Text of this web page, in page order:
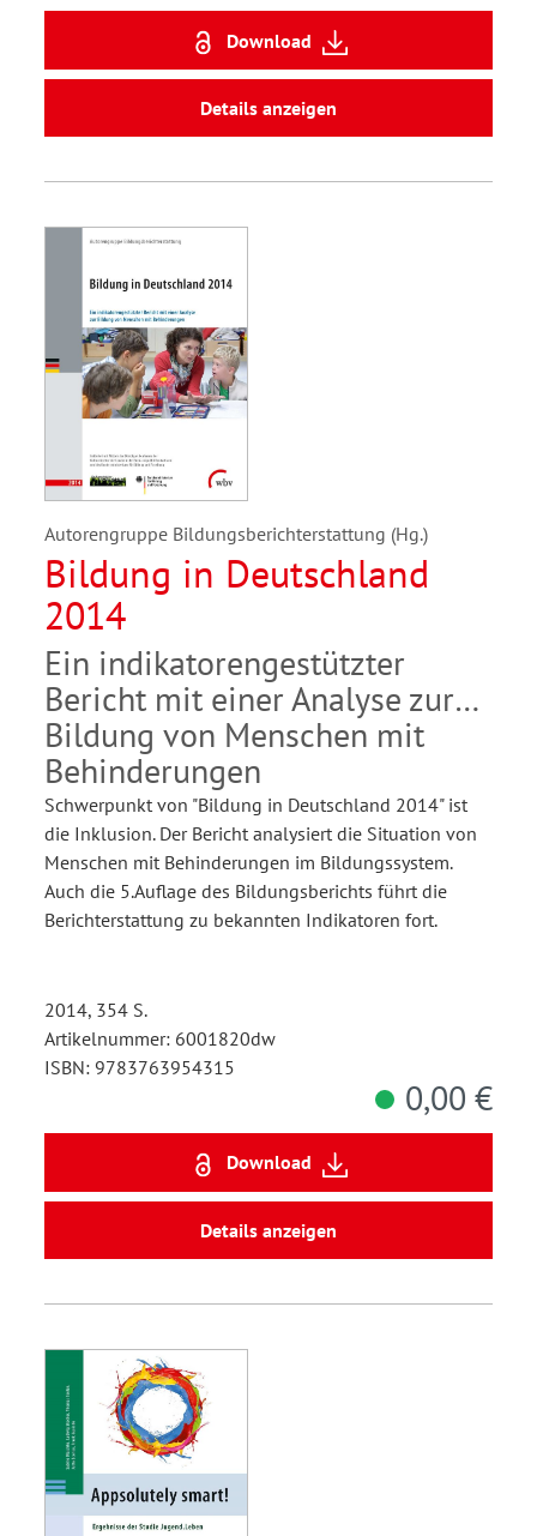
Download
Details anzeigen
Autorengruppe Bildungsberichterstattung (Hg.)
Bildung in Deutschland
2014
Ein indikatorengestützter
Bericht mit einer Analyse zur
Bildung von Menschen mit
Behinderungen
Schwerpunkt von "Bildung in Deutschland 2014" ist
die Inklusion. Der Bericht analysiert die Situation von
Menschen mit Behinderungen im Bildungssystem.
Auch die 5.Auflage des Bildungsberichts führt die
Berichterstattung zu bekannten Indikatoren fort.
2014, 354 S.
Artikelnummer: 6001820dw
ISBN: 9783763954315
0,00 €
Download
Details anzeigen